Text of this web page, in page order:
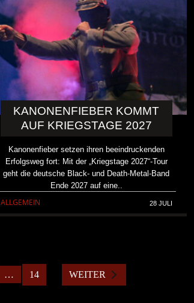
KANONENFIEBER KOMMT
AUF KRIEGSTAGE 2027
Kanonenfieber setzen ihren beeindruckenden
Erfolgsweg fort: Mit der „Kriegstage 2027“-Tour
geht die deutsche Black- und Death-Metal-Band
Ende 2027 auf eine..
ALLGEMEIN 28 JULI
… 14 WEITER